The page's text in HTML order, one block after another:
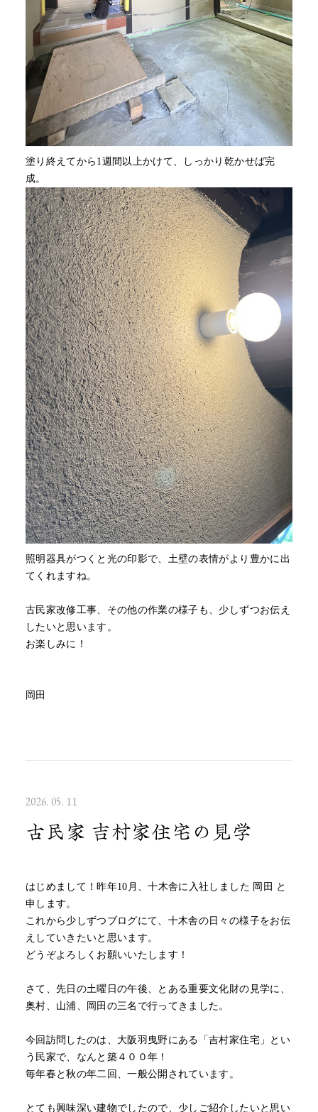
塗り終えてから1週間以上かけて、しっかり乾かせば完
成。
照明器具がつくと光の印影で、土壁の表情がより豊かに出
てくれますね。
古民家改修工事、その他の作業の様子も、少しずつお伝え
したいと思います。
お楽しみに！
岡田
2026. 05. 11
古民家 吉村家住宅の見学
はじめまして！昨年10月、十木舎に入社しました 岡田 と
申します。
これから少しずつブログにて、十木舎の日々の様子をお伝
えしていきたいと思います。
どうぞよろしくお願いいたします！
さて、先日の土曜日の午後、とある重要文化財の見学に、
奥村、山浦、岡田の三名で行ってきました。
今回訪問したのは、大阪羽曳野にある「吉村家住宅」とい
う民家で、なんと築４００年！
毎年春と秋の年二回、一般公開されています。
とても興味深い建物でしたので、少しご紹介したいと思い